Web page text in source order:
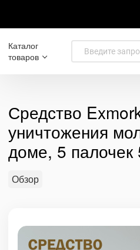
Каталог
товаров
Средство
уничтожения
доме, 5 палочек
Обзор